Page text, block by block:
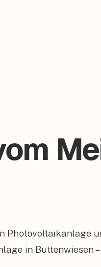
in Buttenwiesen